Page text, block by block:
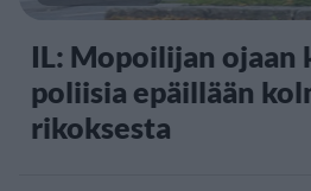
IL: Mopoilijan
poliisia epäillään
rikoksesta